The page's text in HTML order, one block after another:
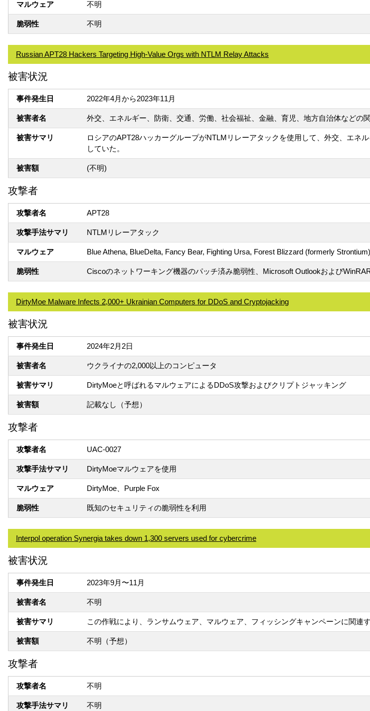
マルウェア 不明
脆弱性 不明
Russian APT28 Hackers Targeting High-Value Orgs with NTLM Relay Attacks
被害状況
事件発生日 2022年4月から2023年11月
被害者名 外交、エネルギー、防衛、交通、労働、社会福祉、金融、育児、地方自治体などの
被害サマリ
ロシアのAPT28ハッカーグループがNTLMリレーアタックを使用して、外交、エ
していた。
被害額 (不明)
攻撃者
攻撃者名 APT28
攻撃手法サマリ NTLMリレーアタック
マルウェア Blue Athena, BlueDelta, Fancy Bear, Fighting Ursa, Forest Blizzard (formerly
脆弱性 Ciscoのネットワーキング機器のパッチ済み脆弱性、Microsoft Outlookおよび
DirtyMoe Malware Infects 2,000+ Ukrainian Computers for DDoS and Cryptojacking
被害状況
事件発生日 2024年2月2日
被害者名 ウクライナの2,000以上のコンピュータ
被害サマリ DirtyMoeと呼ばれるマルウェアによるDDoS攻撃およびクリプトジャッキング
被害額 記載なし（予想）
攻撃者
攻撃者名 UAC-0027
攻撃手法サマリ DirtyMoeマルウェアを使用
マルウェア DirtyMoe、Purple Fox
脆弱性 既知のセキュリティの脆弱性を利用
Interpol operation Synergia takes down 1,300 servers used for cybercrime
被害状況
事件発生日 2023年9月〜11月
被害者名 不明
被害サマリ この作戦により、ランサムウェア、マルウェア、フィッシングキャンペーンに関連
被害額 不明（予想）
攻撃者
攻撃者名 不明
攻撃手法サマリ 不明